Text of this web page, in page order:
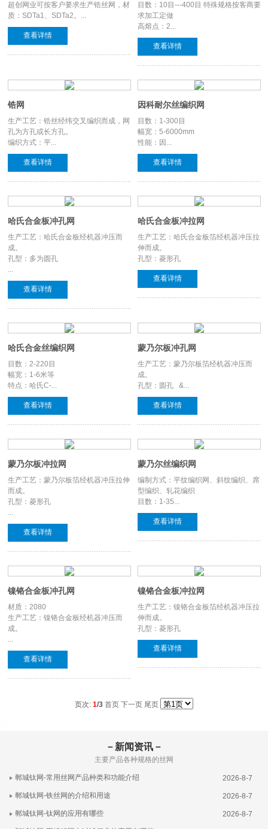
超创网业可按客户要求生产锆丝网，材
质：SDTa1、SDTa2。...
查看详情
目数：10目---400目 特殊规格按客商要
求加工定做
高熔点：2...
查看详情
锆网
生产工艺：锆丝经纬交叉编织而成，网
孔为方孔或长方孔。
编织方式：平...
查看详情
因科耐尔丝编织网
目数：1-300目
幅宽：5-6000mm
性能：因...
查看详情
哈氏合金板冲孔网
生产工艺：哈氏合金板经机器冲压而
成。
孔型：多为圆孔
...
查看详情
哈氏合金板冲拉网
生产工艺：哈氏合金板箔经机器冲压拉
伸而成。
孔型：菱形孔
查看详情
哈氏合金丝编织网
目数：2-220目
幅宽：1-6米等
特点：哈氏C-...
查看详情
蒙乃尔板冲孔网
生产工艺：蒙乃尔板箔经机器冲压而
成。
孔型：圆孔 &...
查看详情
蒙乃尔板冲拉网
生产工艺：蒙乃尔板箔经机器冲压拉伸
而成。
孔型：菱形孔
...
查看详情
蒙乃尔丝编织网
编制方式：平纹编织网、斜纹编织、席
型编织、轧花编织
目数：1-35...
查看详情
镍铬合金板冲孔网
材质：2080
生产工艺：镍铬合金板经机器冲压而
成。
...
查看详情
镍铬合金板冲拉网
生产工艺：镍铬合金板箔经机器冲压拉
伸而成。
孔型：菱形孔
查看详情
页次: 1/3 首页 下一页 尾页
－新闻资讯－
主要产品各种规格的丝网
郸城钛网-常用丝网产品种类和功能介绍 2026-8-7
郸城钛网-铁丝网的介绍和用途 2026-8-7
郸城钛网-钛网的应用有哪些 2026-8-7